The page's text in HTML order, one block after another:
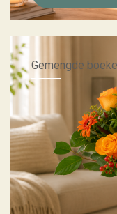
Gemengde